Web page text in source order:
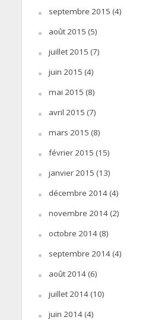
septembre 2015 (4)
août 2015 (5)
juillet 2015 (7)
juin 2015 (4)
mai 2015 (8)
avril 2015 (7)
mars 2015 (8)
février 2015 (15)
janvier 2015 (13)
décembre 2014(4)
novembre 2014(2)
octobre 2014(8)
septembre 2014(4)
août 2014(6)
juillet 2014(10)
juin 2014(4)